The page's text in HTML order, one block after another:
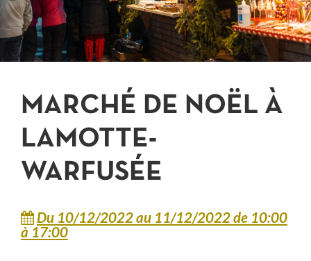
MARCHÉ DE NOËL À
LAMOTTE-
WARFUSÉE
Du 10/12/2022au 11/12/2022de 10:00
à 17:00